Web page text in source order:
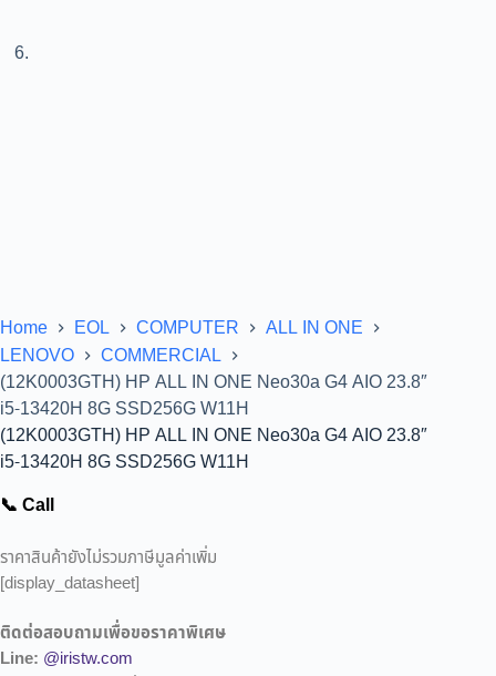
Home EOL COMPUTER
ALL IN ONE
LENOVO
COMMERCIAL
(12K0003GTH) HP ALL IN ONE Neo30a G4 AIO 23.8″
i5-13420H 8G SSD256G W11H
(12K0003GTH) HP ALL IN ONE Neo30a G4 AIO 23.8″
i5-13420H 8G SSD256G W11H
📞 Call
ราคาสินค้ายังไม่รวมภาษีมูลค่าเพิ่ม
[display_datasheet]
ติดต่อสอบถามเพื่อขอราคาพิเศษ
Line: @iristw.com